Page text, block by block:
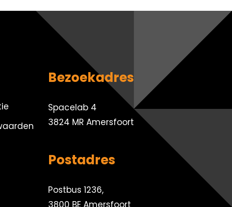
Bezoekadres
Spacelab 4
3824 MR Amersfoort
Postadres
Postbus 1236,
3800 BE Amersfoort